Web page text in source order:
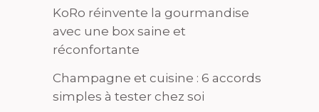
KoRo réinvente la gourmandise
avec une box saine et
réconfortante
Champagne et cuisine : 6 accords
simples à tester chez soi